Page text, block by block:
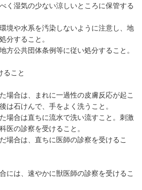
く湿気の少ない涼しいところに保管する
境や水系を汚染しないように注意し、地
分すること。
方公共団体条例等に従い処分すること。
ること
場合は、まれに一過性の皮膚反応が起こ
は石けんで、手をよく洗うこと。
場合は直ちに流水で洗い流すこと。刺激
医の診察を受けること。
場合は、直ちに医師の診察を受けるこ
には、速やかに獣医師の診察を受けるこ